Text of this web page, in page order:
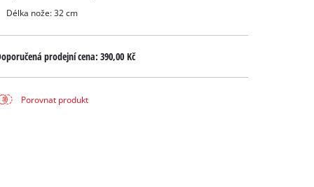
Délka nože: 32 cm
prodejní cena: 390,00 Kč
Porovnat produkt